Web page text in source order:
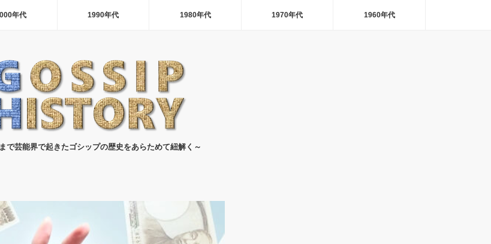
年代 1990年代 1980年代 1970年代 1960年代
で芸能界で起きたゴシップの歴史をあらためて紐解く～